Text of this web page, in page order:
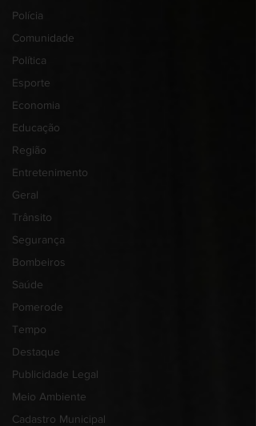
Polícia
Comunidade
Política
Esporte
Economia
Educação
Região
Entretenimento
Geral
Trânsito
Segurança
Bombeiros
Saúde
Pomerode
Tempo
Destaque
Publicidade Legal
Meio Ambiente
Cadastro Municipal